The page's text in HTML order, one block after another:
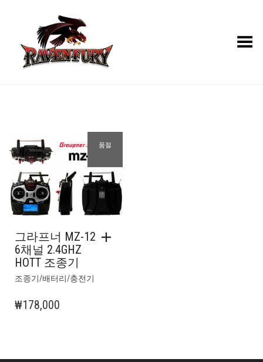
Toggle Menu
품절
그라프너 MZ-12
6채널 2.4GHZ
HOTT 조종기
조종기/배터리/충전기
₩178,000